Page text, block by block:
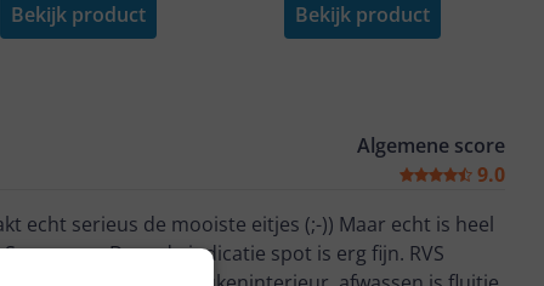
Bekijk product
Bekijk product
Algemene score
9.0
echt serieus de mooiste eitjes (;-)) Maar echt is heel
pan. De rode indicatie spot is erg fijn. RVS